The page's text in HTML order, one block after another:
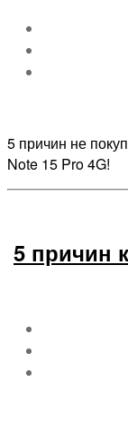
5 причин не
Note 15 Pro 4G!
5 причин